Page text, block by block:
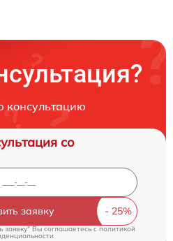
консультацию
со
заявку
заявку" Вы соглашаетесь cполитикой